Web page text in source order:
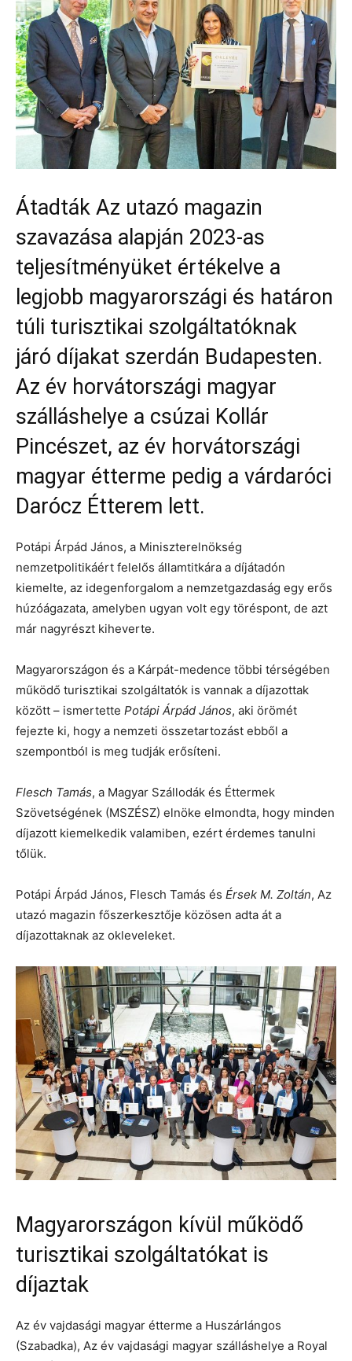
Átadták Az utazó magazin
szavazása alapján 2023-as
teljesítményüket értékelve a
legjobb magyarországi és határon
túli turisztikai szolgáltatóknak
járó díjakat szerdán Budapesten.
Az év horvátországi magyar
szálláshelye a csúzai Kollár
Pincészet, az év horvátországi
magyar étterme pedig a várdaróci
Darócz Étterem lett.
Potápi Árpád János, a Miniszterelnökség
nemzetpolitikáért felelős államtitkára a díjátadón
kiemelte, az idegenforgalom a nemzetgazdaság egy erős
húzóágazata, amelyben ugyan volt egy töréspont, de azt
már nagyrészt kiheverte.
Magyarországon és a Kárpát-medence többi térségében
működő turisztikai szolgáltatók is vannak a díjazottak
között – ismertette Potápi Árpád János, aki örömét
fejezte ki, hogy a nemzeti összetartozást ebből a
szempontból is meg tudják erősíteni.
Flesch Tamás, a Magyar Szállodák és Éttermek
Szövetségének (MSZÉSZ) elnöke elmondta, hogy minden
díjazott kiemelkedik valamiben, ezért érdemes tanulni
tőlük.
Potápi Árpád János, Flesch Tamás és Érsek M. Zoltán, Az
utazó magazin főszerkesztője közösen adta át a
díjazottaknak az okleveleket.
Magyarországon kívül működő
turisztikai szolgáltatókat is
díjaztak
Az év vajdasági magyar étterme a Huszárlángos
(Szabadka), Az év vajdasági magyar szálláshelye a Royal